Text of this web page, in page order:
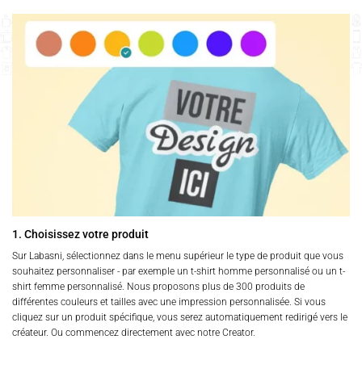
1. Choisissez votre produit
Sur Labasni, sélectionnez dans le menu supérieur le type de produit que vous
souhaitez personnaliser - par exemple un t-shirt homme personnalisé ou un t-
shirt femme personnalisé. Nous proposons plus de 300 produits de
différentes couleurs et tailles avec une impression personnalisée. Si vous
cliquez sur un produit spécifique, vous serez automatiquement redirigé vers le
créateur. Ou commencez directement avec notre Creator.